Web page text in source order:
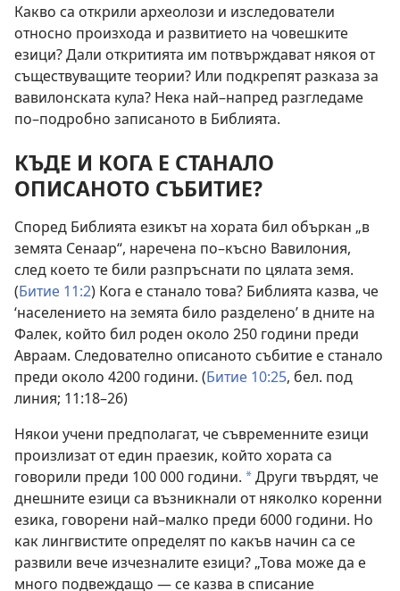
Какво са открили археолози и изследователи
относно произхода и развитието на човешките
езици? Дали откритията им потвърждават някоя от
съществуващите теории? Или подкрепят разказа за
вавилонската кула? Нека най–напред разгледаме
по–подробно записаното в Библията.
КЪДЕ И КОГА Е СТАНАЛО
ОПИСАНОТО СЪБИТИЕ?
Според Библията езикът на хората бил объркан „в
земята Сенаар“, наречена по–късно Вавилония,
след което те били разпръснати по цялата земя.
(Битие 11:2) Кога е станало това? Библията казва, че
‘населението на земята било разделено’ в дните на
Фалек, който бил роден около 250 години преди
Авраам. Следователно описаното събитие е станало
преди около 4200 години. (Битие 10:25, бел. под
линия; 11:18–26)
Някои учени предполагат, че съвременните езици
произлизат от един праезик, който хората са
говорили преди 100 000 години. *Други твърдят, че
днешните езици са възникнали от няколко коренни
езика, говорени най–малко преди 6000 години. Но
как лингвистите определят по какъв начин са се
развили вече изчезналите езици? „Това може да е
много подвеждащо — се казва в списание